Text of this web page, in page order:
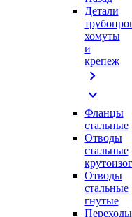
Детали
хомуты
и
крепеж
chevron_right
expand_more
Фланцы
стальные
Отводы
стальные
Отводы
стальные
гнутые
Переходы